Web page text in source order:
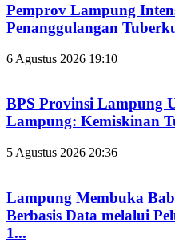
Pemprov Lampung
Penanggulangan
6 Agustus 2026 19:10
BPS Provinsi Lampung
Lampung: Kemiskinan
5 Agustus 2026 20:36
Lampung Membuka
Berbasis Data melalui
1...